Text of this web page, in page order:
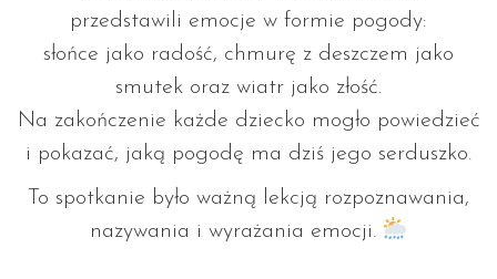
przedstawili emocje w formie pogody:
słońce jako radość, chmurę z deszczem jako
smutek oraz wiatr jako złość.
Na zakończenie każde dziecko mogło powiedzieć
i pokazać, jaką pogodę ma dziś jego serduszko.
To spotkanie było ważną lekcją rozpoznawania,
nazywania i wyrażania emocji.